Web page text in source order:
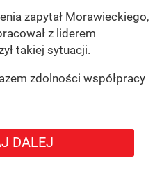
zapytał Morawieckiego,
z liderem
takiej sytuacji.
zdolności współpracy
DALEJ